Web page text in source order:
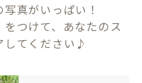
真がいっぱい！
をつけて、あなたのス
してください♪